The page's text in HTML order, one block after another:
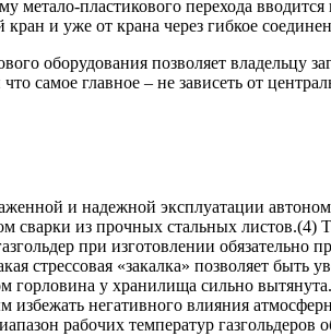
метало-пластикового перехода
и уже от крана через гибкое
оборудования позволяет владельцу
самое главное – не зависеть от
и надежной эксплуатации
сварки из прочных стальных
при изготовлении обязательно
стрессовая «закалка» позволяет
горловина у хранилища сильно
негативного влияния
рабочих температур газгольдеров